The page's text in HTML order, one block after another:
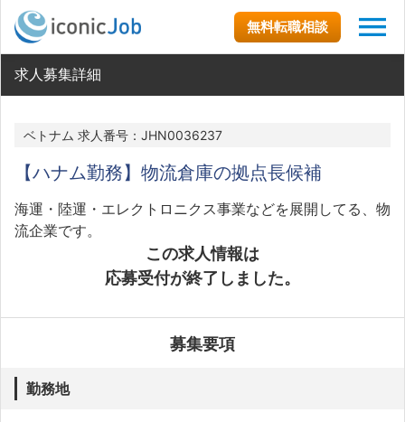
無料転職相談
求人募集詳細
ベトナム 求人番号：JHN0036237
【ハナム勤務】物流倉庫の拠点長候補
海運・陸運・エレクトロニクス事業などを展開してる、物
流企業です。
この求人情報は
応募受付が終了しました。
募集要項
勤務地